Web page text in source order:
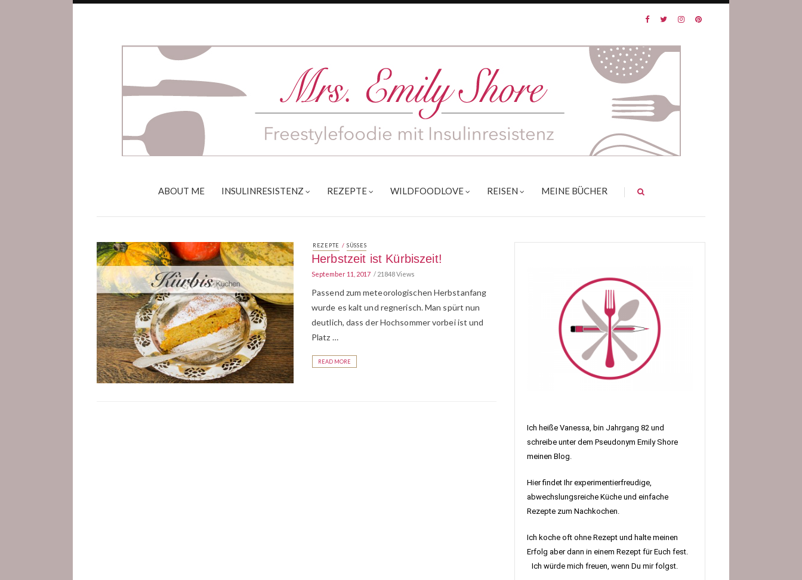
ABOUT ME INSULINRESISTENZ REZEPTE WILDFOODLOVE REISEN MEINE BÜCHER
REZEPTE / SÜSSES
Herbstzeit ist Kürbiszeit!
September 11, 2017 21848 Views
Passend zum meteorologischen Herbstanfang
wurde es kalt und regnerisch. Man spürt nun
deutlich, dass der Hochsommer vorbei ist und
Platz …
READ MORE
Ich heiße Vanessa, bin Jahrgang 82 und
schreibe unter dem Pseudonym Emily Shore
meinen Blog.
Hier findet Ihr experimentierfreudige,
abwechslungsreiche Küche und einfache
Rezepte zum Nachkochen.
Ich koche oft ohne Rezept und halte meinen
Erfolg aber dann in einem Rezept für Euch fest.
Ich würde mich freuen, wenn Du mir folgst.